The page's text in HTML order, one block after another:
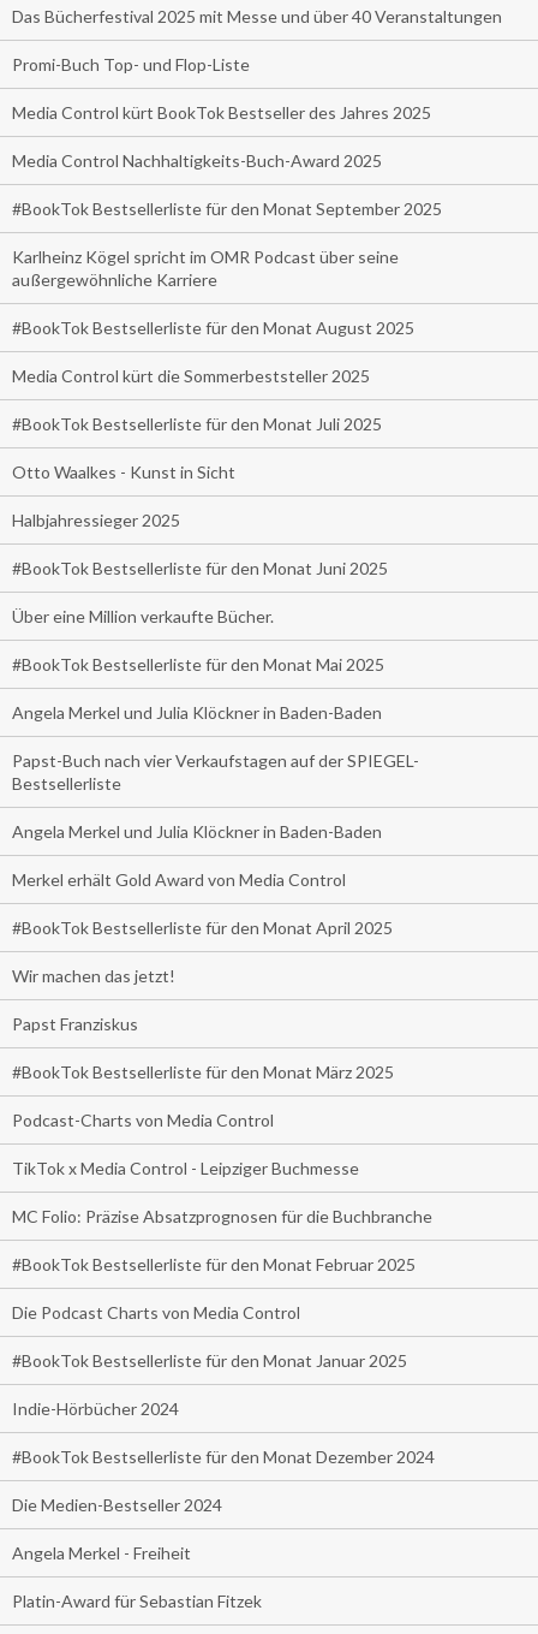
Das Bücherfestival 2025 mit Messe und über 40 Veranstaltungen
Promi-Buch Top- und Flop-Liste
Media Control kürt BookTok Bestseller des Jahres 2025
Media Control Nachhaltigkeits-Buch-Award 2025
#BookTok Bestsellerliste für den Monat September 2025
Karlheinz Kögel spricht im OMR Podcast über seine
außergewöhnliche Karriere
#BookTok Bestsellerliste für den Monat August 2025
Media Control kürt die Sommerbeststeller 2025
#BookTok Bestsellerliste für den Monat Juli 2025
Otto Waalkes - Kunst in Sicht
Halbjahressieger 2025
#BookTok Bestsellerliste für den Monat Juni 2025
Über eine Million verkaufte Bücher.
#BookTok Bestsellerliste für den Monat Mai 2025
Angela Merkel und Julia Klöckner in Baden-Baden
Papst-Buch nach vier Verkaufstagen auf der SPIEGEL-
Bestsellerliste
Angela Merkel und Julia Klöckner in Baden-Baden
Merkel erhält Gold Award von Media Control
#BookTok Bestsellerliste für den Monat April 2025
Wir machen das jetzt!
Papst Franziskus
#BookTok Bestsellerliste für den Monat März 2025
Podcast-Charts von Media Control
TikTok x Media Control - Leipziger Buchmesse
MC Folio: Präzise Absatzprognosen für die Buchbranche
#BookTok Bestsellerliste für den Monat Februar 2025
Die Podcast Charts von Media Control
#BookTok Bestsellerliste für den Monat Januar 2025
Indie-Hörbücher 2024
#BookTok Bestsellerliste für den Monat Dezember 2024
Die Medien-Bestseller 2024
Angela Merkel - Freiheit
Platin-Award für Sebastian Fitzek